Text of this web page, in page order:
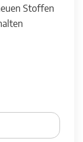
Stoffen